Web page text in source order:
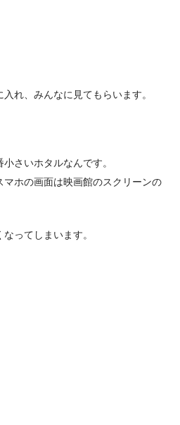
れ、みんなに見てもらいます。
さいホタルなんです。
ホの画面は映画館のスクリーンの
ってしまいます。